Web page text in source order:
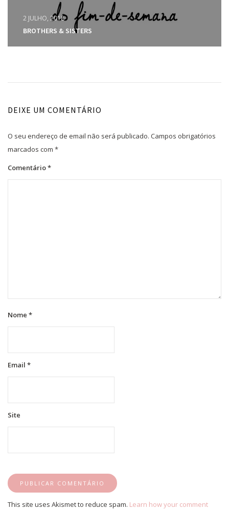
2 JULHO, 2018
BROTHERS & SISTERS
DEIXE UM COMENTÁRIO
O seu endereço de email não será publicado. Campos obrigatórios
marcados com *
Comentário*
Nome *
Email *
Site
This site uses Akismet to reduce spam. Learn how your comment